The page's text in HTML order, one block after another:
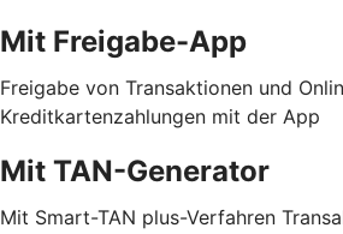
Mit Freigabe-App
Freigabe von Transaktionen und
Kreditkartenzahlungen mit der App
Mit TAN-Generator
Mit Smart-TAN plus-Verfahren